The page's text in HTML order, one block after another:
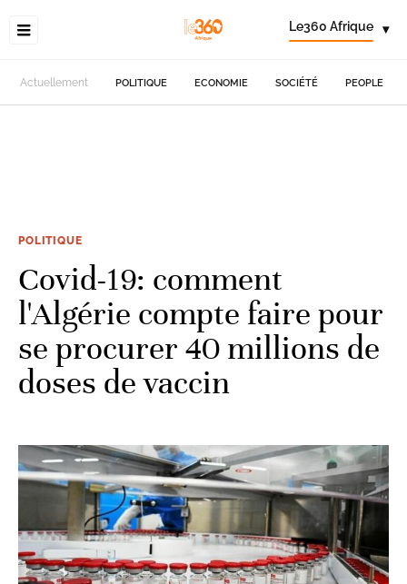
Le360 Afrique ▾
Actuellement POLITIQUE ECONOMIE SOCIÉTÉ PEOPLE
POLITIQUE
Covid-19: comment
l'Algérie compte faire pour
se procurer 40 millions de
doses de vaccin